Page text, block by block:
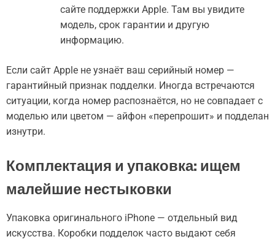
сайте поддержки Apple. Там вы увидите
модель, срок гарантии и другую
информацию.
Если сайт Apple не узнаёт ваш серийный номер —
гарантийный признак подделки. Иногда встречаются
ситуации, когда номер распознаётся, но не совпадает с
моделью или цветом — айфон «перепрошит» и подделан
изнутри.
Комплектация и упаковка: ищем
малейшие нестыковки
Упаковка оригинального iPhone — отдельный вид
искусства. Коробки подделок часто выдают себя